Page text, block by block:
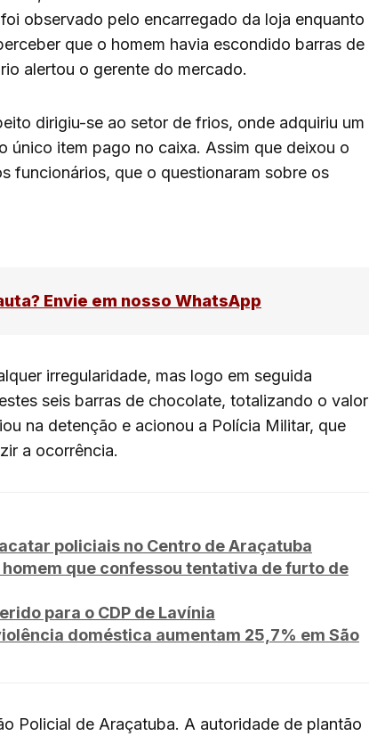
observado pelo encarregado da loja enquanto
que o homem havia escondido barras de
alertou o gerente do mercado.
dirigiu-se ao setor de frios, onde adquiriu um
único item pago no caixa. Assim que deixou o
funcionários, que o questionaram sobre os
Envie em nosso WhatsApp
irregularidade, mas logo em seguida
seis barras de chocolate, totalizando o valor
na detenção e acionou a Polícia Militar, que
a ocorrência.
policiais no Centro de Araçatuba
que confessou tentativa de furto de
para o CDP de Lavínia
doméstica aumentam 25,7% em São
Policial de Araçatuba. A autoridade de plantão